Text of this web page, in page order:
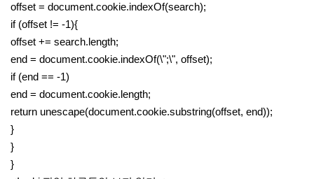
offset = document.cookie.indexOf(search);
if (offset != -1){
offset += search.length;
end = document.cookie.indexOf(\";\", offset);
if (end == -1)
end = document.cookie.length;
return unescape(document.cookie.substring(offset, end));
}
}
}